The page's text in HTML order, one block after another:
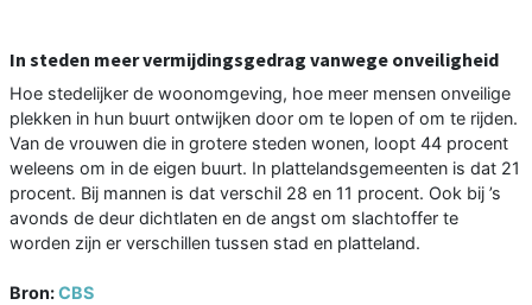
In steden meer vermijdingsgedrag vanwege onveiligheid
Hoe stedelijker de woonomgeving, hoe meer mensen onveilige
plekken in hun buurt ontwijken door om te lopen of om te rijden.
Van de vrouwen die in grotere steden wonen, loopt 44 procent
weleens om in de eigen buurt. In plattelandsgemeenten is dat 21
procent. Bij mannen is dat verschil 28 en 11 procent. Ook bij ’s
avonds de deur dichtlaten en de angst om slachtoffer te
worden zijn er verschillen tussen stad en platteland.
Bron:CBS